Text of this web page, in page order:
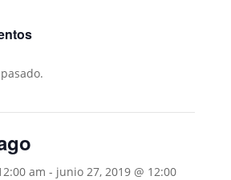
am - junio 27, 2019 @ 12:00